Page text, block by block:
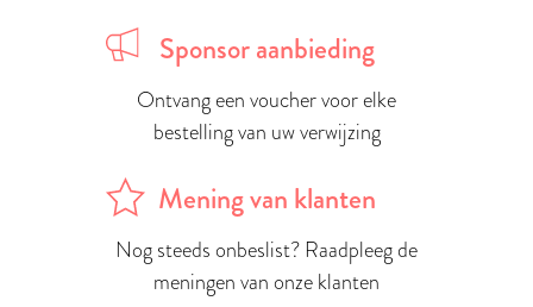
Sponsor aanbieding
Ontvang een voucher voor elke
bestelling van uw verwijzing
Mening van klanten
Nog steeds onbeslist? Raadpleeg de
meningen van onze klanten